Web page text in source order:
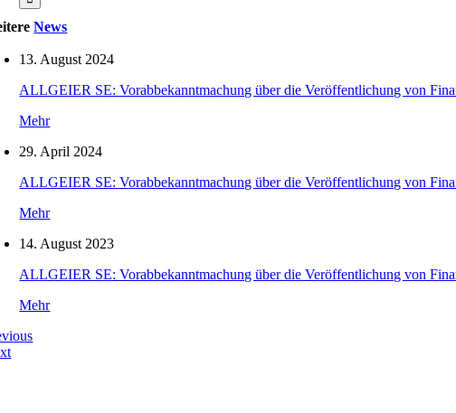
News
13. August 2024
ALLGEIER SE: Vorabbekanntmachung über die Veröffentlichung von
Mehr
29. April 2024
ALLGEIER SE: Vorabbekanntmachung über die Veröffentlichung von
Mehr
14. August 2023
ALLGEIER SE: Vorabbekanntmachung über die Veröffentlichung von
Mehr